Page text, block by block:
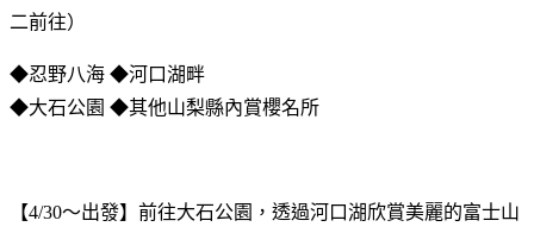
二前往）
◆忍野八海 ◆河口湖畔
◆大石公園 ◆其他山梨縣內賞櫻名所
【4/30～出發】前往大石公園，透過河口湖欣賞美麗的富士山